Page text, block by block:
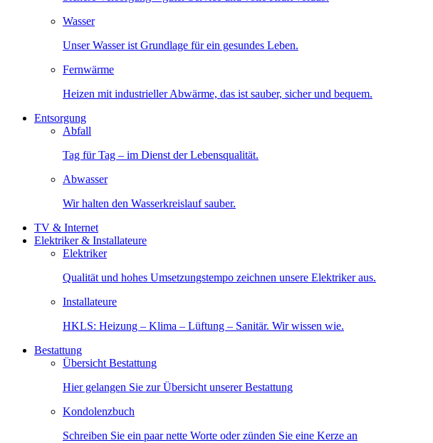
Wasser
Unser Wasser ist Grundlage für ein gesundes Leben.
Fernwärme
Heizen mit industrieller Abwärme, das ist sauber, sicher und bequem.
Entsorgung
Abfall
Tag für Tag – im Dienst der Lebensqualität.
Abwasser
Wir halten den Wasserkreislauf sauber.
TV & Internet
Elektriker & Installateure
Elektriker
Qualität und hohes Umsetzungstempo zeichnen unsere Elektriker aus.
Installateure
HKLS: Heizung – Klima – Lüftung – Sanitär. Wir wissen wie.
Bestattung
Übersicht Bestattung
Hier gelangen Sie zur Übersicht unserer Bestattung
Kondolenzbuch
Schreiben Sie ein paar nette Worte oder zünden Sie eine Kerze an